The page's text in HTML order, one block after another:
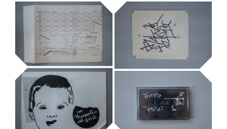
Espai Sonor VII
Mostres temporals
Tendre
disseny de la
tipografia
original
Mostres temporals